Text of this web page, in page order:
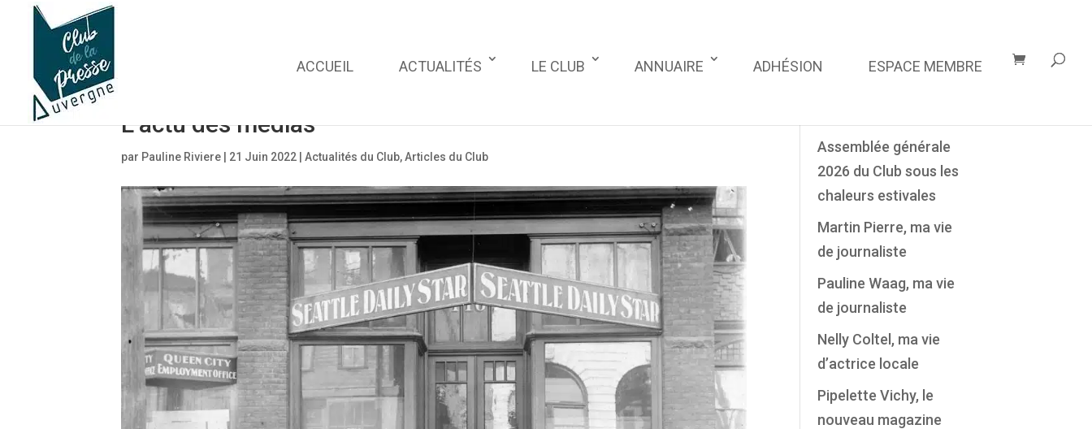
ACCUEIL ACTUALITÉS LE CLUB ANNUAIRE ADHÉSION ESPACE MEMBRE
L’actu des médias
par Pauline Riviere 21 Juin 2022 |Actualités du Club,Articles du Club
Assemblée générale
2026 du Club sous les
chaleurs estivales
Martin Pierre, ma vie
de journaliste
Pauline Waag, ma vie
de journaliste
Nelly Coltel, ma vie
d’actrice locale
Pipelette Vichy, le
nouveau magazine